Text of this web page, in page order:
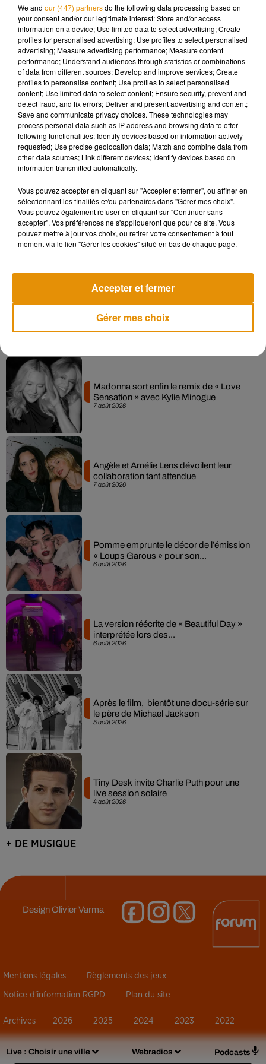
Live : Choisir une ville Webradios Podcasts
Cumberbatch.
Wear a mask, I’m wearing two… // Repost from
@TomHolland1996 @SpiderManMovie
pic.twitter.com/ouzgB2zyJc
— Sony Pictures (@SonyPictures) November 6, 2020
7 août 2026
Madonna sort enfin le remix de « Love
Sensation » avec Kylie Minogue
7 août 2026
Angèle et Amélie Lens dévoilent leur
collaboration tant attendue
6 août 2026
Pomme emprunte le décor de l’émission
« Loups Garous » pour son...
6 août 2026
La version réécrite de « Beautiful Day »
interprétée lors des...
5 août 2026
Après le film, bientôt une docu-série sur
le père de Michael Jackson
4 août 2026
Tiny Desk invite Charlie Puth pour une
live session solaire
+ DE MUSIQUE
DesignOlivier Varma
Mentions légales Règlements des jeux
Notice d’information RGPD Plan du site
Archives 2026 2025 2024 2023 2022
We and our (447) partnersdo the following data processing based on
your consent and/or our legitimate interest: Store and/or access
information on a device; Use limited data to select advertising; Create
profiles for personalised advertising; Use profiles to select personalised
advertising; Measure advertising performance; Measure content
performance; Understand audiences through statistics or combinations
of data from different sources; Develop and improve services; Create
profiles to personalise content; Use profiles to select personalised
content; Use limited data to select content; Ensure security, prevent and
detect fraud, and fix errors; Deliver and present advertising and content;
Save and communicate privacy choices. These technologies may
process personal data such as IP address and browsing data to offer
following functionalities: Identify devices based on information actively
requested; Use precise geolocation data; Match and combine data from
other data sources; Link different devices; Identify devices based on
information transmitted automatically.
Vous pouvez accepter en cliquant sur "Accepter et fermer", ou affiner en
sélectionnant les finalités et/ou partenaires dans "Gérer mes choix".
Vous pouvez également refuser en cliquant sur "Continuer sans
accepter". Vos préférences ne s'appliqueront que pour ce site. Vous
pouvez mettre à jour vos choix, ou retirer votre consentement à tout
moment via le lien "Gérer les cookies" situé en bas de chaque page.
Gérer mes choix
Accepter et fermer